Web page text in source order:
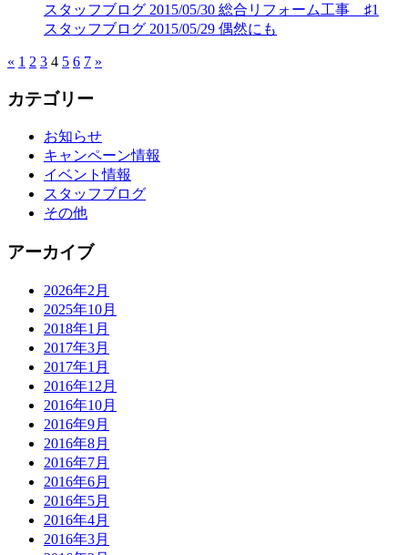
スタッフブログ 2015/05/30 総合リフォーム工事 ♯1
スタッフブログ 2015/05/29 偶然にも
« 1 2 3 4 5 6 7 »
カテゴリー
お知らせ
キャンペーン情報
イベント情報
スタッフブログ
その他
アーカイブ
2026年2月
2025年10月
2018年1月
2017年3月
2017年1月
2016年12月
2016年10月
2016年9月
2016年8月
2016年7月
2016年6月
2016年5月
2016年4月
2016年3月